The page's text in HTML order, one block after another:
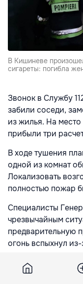
В Кишиневе
сигареты: погибла
Звонок в Службу
забили соседи,
из жилья. На
прибыли три
В ходе тушения
одной из комнат
Локализовать
полностью пожар
Специалисты
чрезвычайным
предварительную
огонь вспыхнул
месте
спички и окурки.